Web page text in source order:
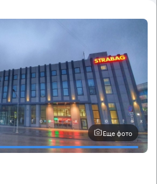
Еще фото